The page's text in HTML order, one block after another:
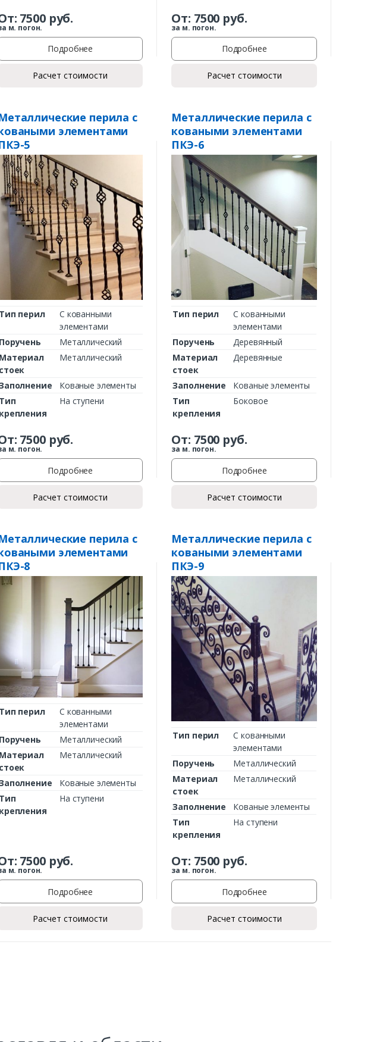
7500руб.
м. погон.
Подробнее
Расчет стоимости
От: 7500 руб.
за м. погон.
Подробнее
Расчет стоимости
перила с
элементами
5
Тип перил
С кованными
элементами
Поручень
Металлический
Материал
стоек
Металлический
Кованые элементы
Тип
крепления
На ступени
7500руб.
м. погон.
Подробнее
Расчет стоимости
Металлические перила с
коваными элементами
ПКЭ-6
Тип перил
С кованными
элементами
Поручень
Деревянный
Материал
стоек
Деревянные
Заполнение
Кованые элементы
Тип
крепления
Боковое
От: 7500 руб.
за м. погон.
Подробнее
Расчет стоимости
перила с
элементами
8
Тип перил
С кованными
элементами
Поручень
Металлический
Материал
стоек
Металлический
Кованые элементы
Тип
крепления
На ступени
7500руб.
м. погон.
Подробнее
Расчет стоимости
Металлические перила с
коваными элементами
ПКЭ-9
Тип перил
С кованными
элементами
Поручень
Металлический
Материал
стоек
Металлический
Заполнение
Кованые элементы
Тип
крепления
На ступени
От: 7500 руб.
за м. погон.
Подробнее
Расчет стоимости